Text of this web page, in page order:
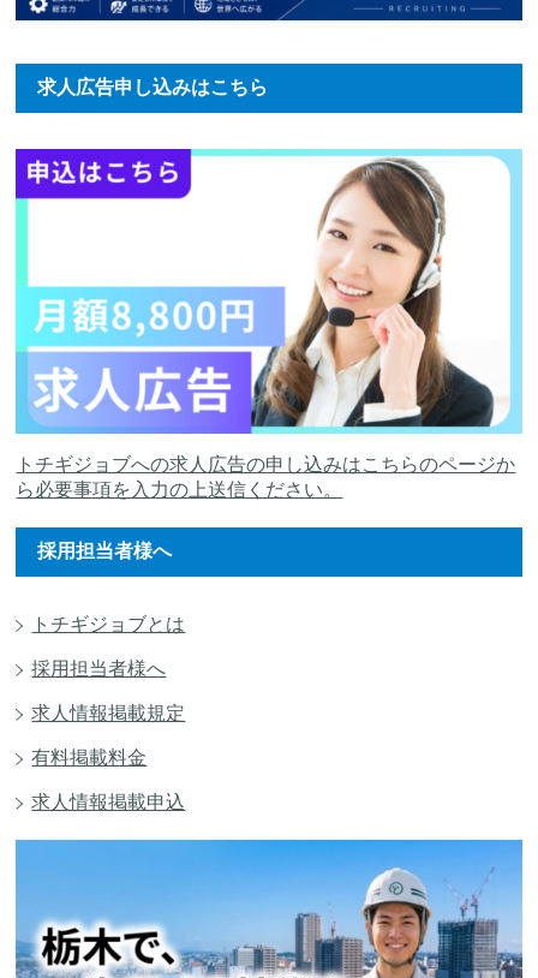
求人広告申し込みはこちら
トチギジョブへの求人広告の申し込みはこちらのページか
ら必要事項を入力の上送信ください。
採用担当者様へ
トチギジョブとは
採用担当者様へ
求人情報掲載規定
有料掲載料金
求人情報掲載申込